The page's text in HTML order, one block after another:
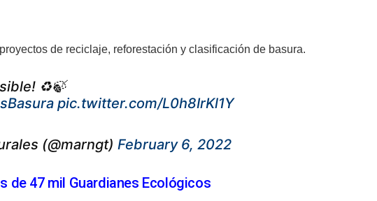
de reciclaje, reforestación y clasificación de basura.
♻️🍃
pic.twitter.com/L0h8IrKl1Y
(@marngt) February 6, 2022
de 47 mil Guardianes Ecológicos